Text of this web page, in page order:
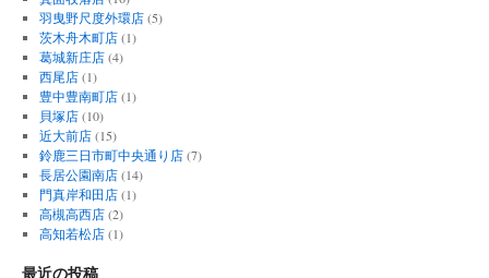
羽曳野尺度外環店(5)
茨木舟木町店(1)
葛城新庄店(4)
西尾店(1)
豊中豊南町店(1)
貝塚店(10)
近大前店(15)
鈴鹿三日市町中央通り店(7)
長居公園南店(14)
門真岸和田店(1)
高槻高西店(2)
高知若松店(1)
最近の投稿